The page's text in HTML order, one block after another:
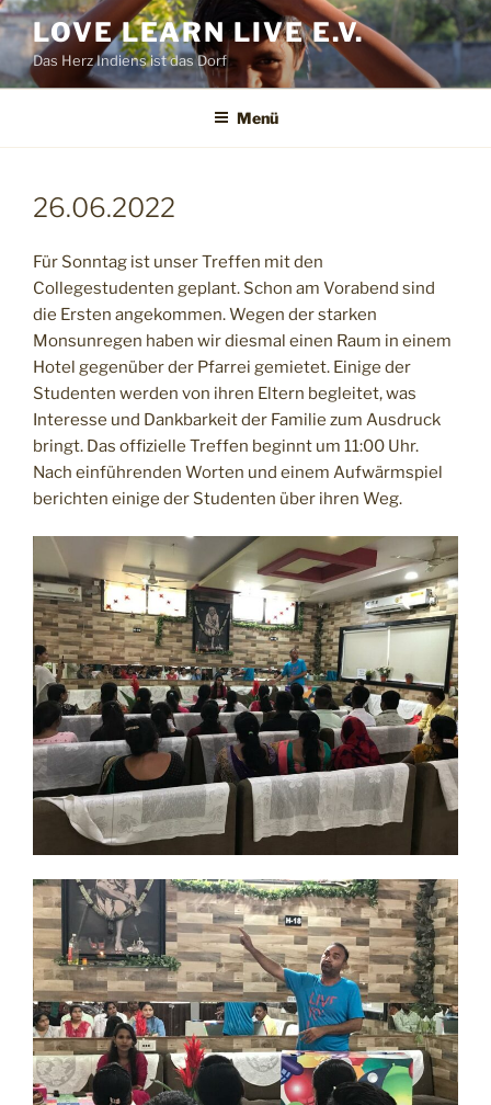
Zum
Inhalt
springen
LOVE LEARN LIVE E.V.
Das Herz Indiens ist das Dorf
Menü
26.06.2022
Für Sonntag ist unser Treffen mit den
Collegestudenten geplant. Schon am Vorabend sind
die Ersten angekommen. Wegen der starken
Monsunregen haben wir diesmal einen Raum in einem
Hotel gegenüber der Pfarrei gemietet. Einige der
Studenten werden von ihren Eltern begleitet, was
Interesse und Dankbarkeit der Familie zum Ausdruck
bringt. Das offizielle Treffen beginnt um 11:00 Uhr.
Nach einführenden Worten und einem Aufwärmspiel
berichten einige der Studenten über ihren Weg.